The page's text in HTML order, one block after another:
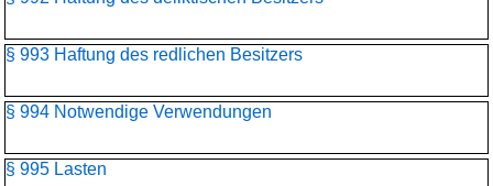
§ 993 Haftung des redlichen Besitzers
§ 994 Notwendige Verwendungen
§ 995 Lasten